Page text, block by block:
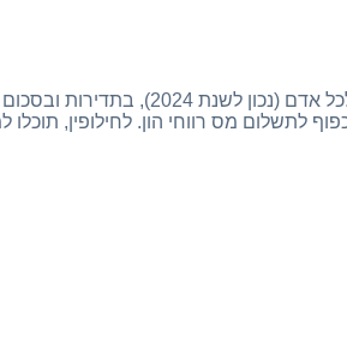
תקרת הפקדה לקופת גמל להשקעה היא
לתשלום מס רווחי הון. לחילופין,